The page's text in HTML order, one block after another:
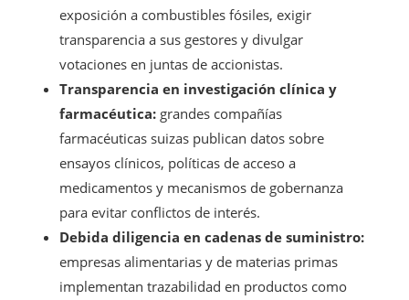
exposición a combustibles fósiles, exigir
transparencia a sus gestores y divulgar
votaciones en juntas de accionistas.
Transparencia en investigación clínica y
farmacéutica: grandes compañías
farmacéuticas suizas publican datos sobre
ensayos clínicos, políticas de acceso a
medicamentos y mecanismos de gobernanza
para evitar conflictos de interés.
Debida diligencia en cadenas de suministro:
empresas alimentarias y de materias primas
implementan trazabilidad en productos como